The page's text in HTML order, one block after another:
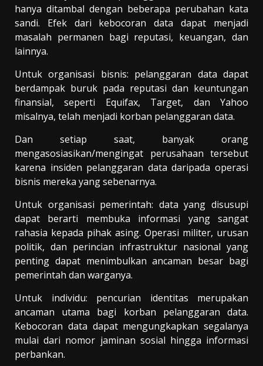
hanya ditambal dengan beberapa perubahan kata
sandi. Efek dari kebocoran data dapat menjadi
masalah permanen bagi reputasi, keuangan, dan
lainnya.
Untuk organisasi bisnis: pelanggaran data dapat
berdampak buruk pada reputasi dan keuntungan
finansial, seperti Equifax, Target, dan Yahoo
misalnya, telah menjadi korban pelanggaran data.
Dan setiap saat, banyak orang
mengasosiasikan/mengingat perusahaan tersebut
karena insiden pelanggaran data daripada operasi
bisnis mereka yang sebenarnya.
Untuk organisasi pemerintah: data yang disusupi
dapat berarti membuka informasi yang sangat
rahasia kepada pihak asing. Operasi militer, urusan
politik, dan perincian infrastruktur nasional yang
penting dapat menimbulkan ancaman besar bagi
pemerintah dan warganya.
Untuk individu: pencurian identitas merupakan
ancaman utama bagi korban pelanggaran data.
Kebocoran data dapat mengungkapkan segalanya
mulai dari nomor jaminan sosial hingga informasi
perbankan.